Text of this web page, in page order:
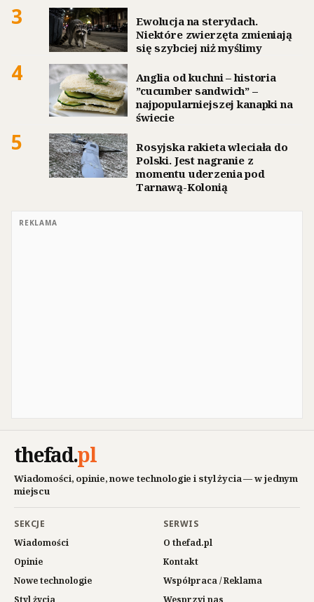
3
Ewolucja na sterydach.
Niektóre zwierzęta zmieniają
się szybciej niż myślimy
4
Anglia od kuchni – historia
”cucumber sandwich” –
najpopularniejszej kanapki na
świecie
5
Rosyjska rakieta wleciała do
Polski. Jest nagranie z
momentu uderzenia pod
Tarnawą-Kolonią
REKLAMA
thefad.pl
Wiadomości, opinie, nowe technologie i styl życia — w jednym
miejscu
SEKCJE
Wiadomości
Opinie
Nowe technologie
SERWIS
O thefad.pl
Kontakt
Współpraca / Reklama